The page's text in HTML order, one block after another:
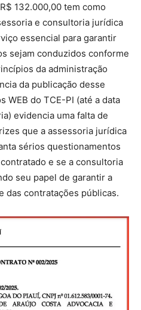
132.000,00 tem como
e consultoria jurídica
essencial para garantir
sejam conduzidos conforme
da administração
da publicação desse
WEB do TCE-PI (até a data
evidencia uma falta de
que a assessoria jurídica
sérios questionamentos
e se a consultoria
seu papel de garantir a
das contratações públicas.